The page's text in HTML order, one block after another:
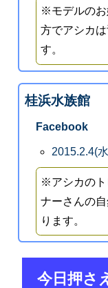
※モデルのお
方でアシカ
す。
桂浜水族館
Facebook
2015.2.4(水
※アシカのト
ナーさんの
ります。
今日押さ